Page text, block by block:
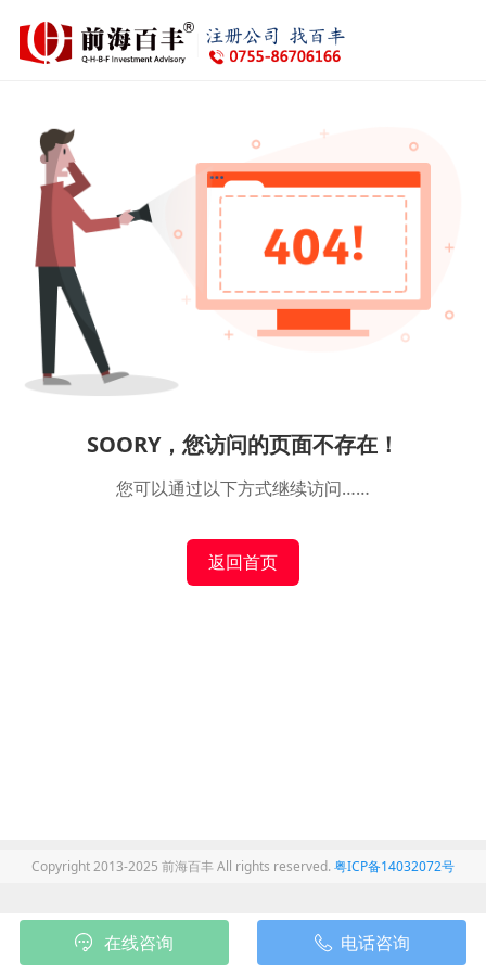
SOORY，您访问的页面不存在！
您可以通过以下方式继续访问……
返回首页
Copyright 2013-2025 前海百丰 All rights reserved. 粤ICP备14032072号
在线咨询 电话咨询